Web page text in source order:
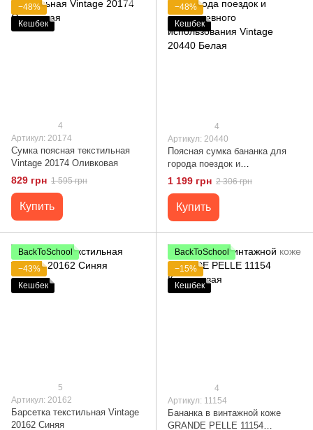
−48%
Кешбек
4
Артикул: 20174
Сумка поясная текстильная
Vintage 20174 Оливковая
829 грн 1 595 грн
Купить
−48%
Кешбек
4
Артикул: 20440
Поясная сумка бананка для
города поездок и
повседневного использования
Vintage 20440 Белая
1 199 грн 2 306 грн
Купить
BackToSchool
−43%
Кешбек
5
Артикул: 20162
Барсетка текстильная Vintage
20162 Синяя
BackToSchool
−15%
Кешбек
4
Артикул: 11154
Бананка в винтажной коже
GRANDE PELLE 11154